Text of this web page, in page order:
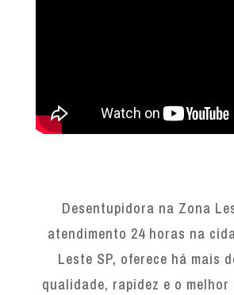
Desentupidora na Zona
atendimento 24 horas na
Leste SP, oferece há mais
qualidade, rapidez e o